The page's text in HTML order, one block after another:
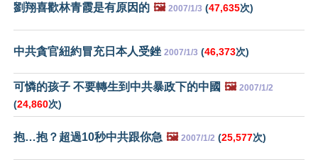
劉翔喜歡林青霞是有原因的 🖼️ 2007/1/3 (47,635次)
中共貪官紐約冒充日本人受銼 2007/1/3 (46,373次)
可憐的孩子 不要轉生到中共暴政下的中國 🖼️ 2007/1/2
(24,860次)
抱…抱？超過10秒中共跟你急 🖼️ 2007/1/2 (25,577次)